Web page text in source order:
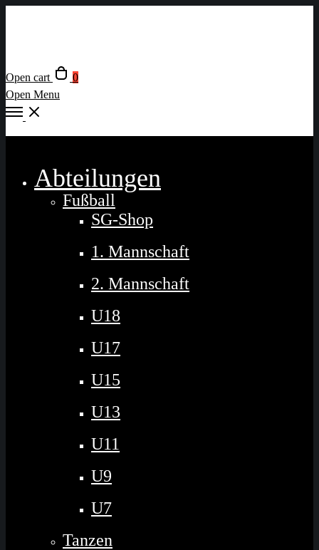
Open cart
0
Open Menu
Abteilungen
Fußball
SG-Shop
1. Mannschaft
2. Mannschaft
U18
U17
U15
U13
U11
U9
U7
Tanzen